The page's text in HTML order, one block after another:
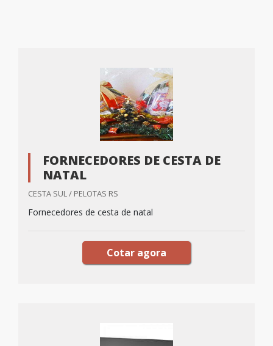
FORNECEDORES DE CESTA DE
NATAL
CESTA SUL / PELOTAS RS
Fornecedores de cesta de natal
Cotar agora